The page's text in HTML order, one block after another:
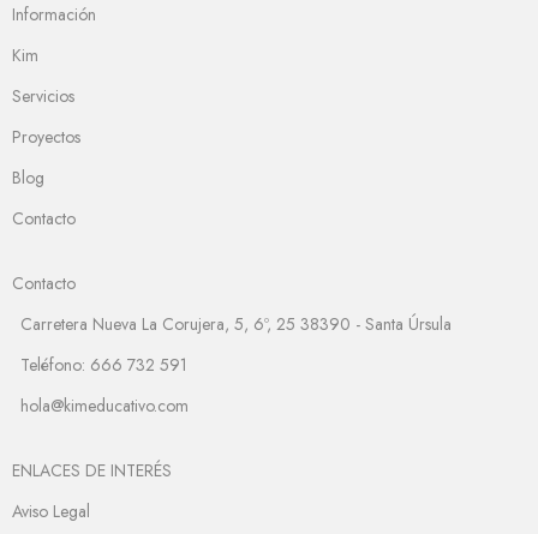
Información
Kim
Servicios
Proyectos
Blog
Contacto
Contacto
Carretera Nueva La Corujera, 5, 6º, 25 38390 - Santa Úrsula
Teléfono: 666 732 591
hola@kimeducativo.com
ENLACES DE INTERÉS
Aviso Legal